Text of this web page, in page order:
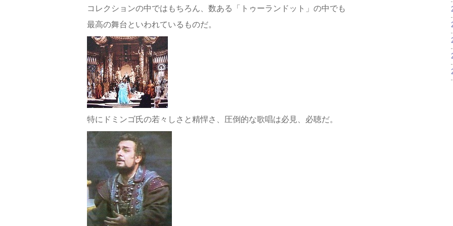
コレクションの中ではもちろん、数ある「トゥーランドット」の中でも
最高の舞台といわれているものだ。
特にドミンゴ氏の若々しさと精悍さ、圧倒的な歌唱は必見、必聴だ。